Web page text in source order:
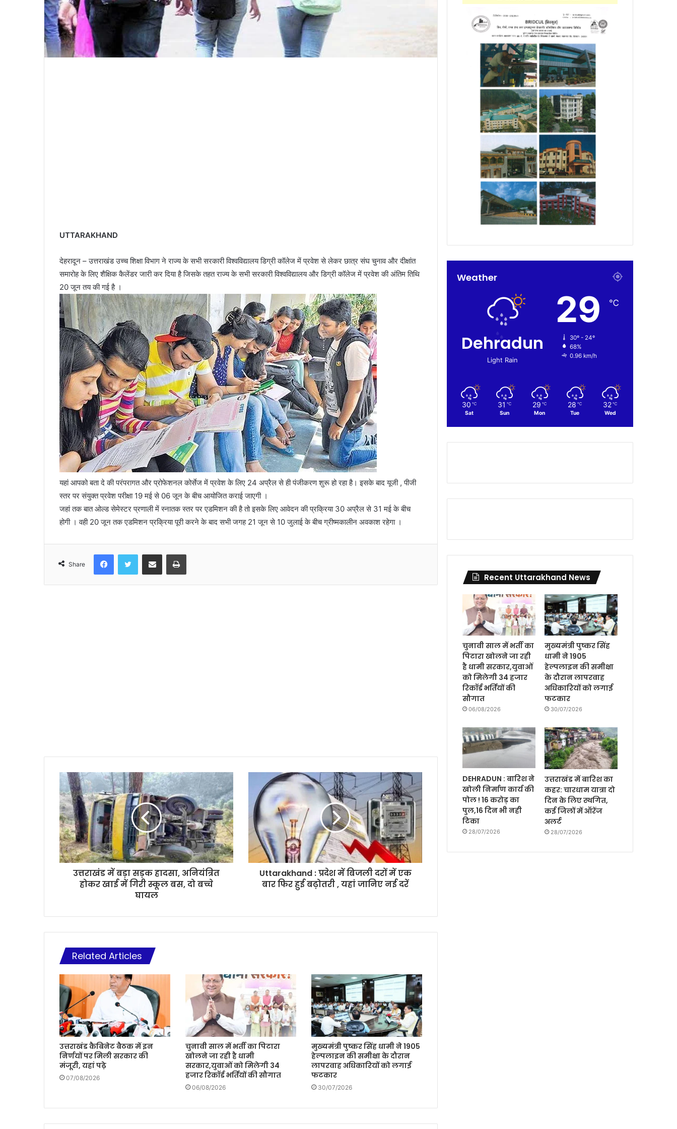
UTTARAKHAND
देहरादून – उत्तराखंड उच्च शिक्षा विभाग ने राज्य के सभी सरकारी विश्वविद्यालय डिग्री कॉलेज में प्रवेश से लेकर छात्र संघ चुनाव और दीक्षांत
समारोह के लिए शैक्षिक कैलेंडर जारी कर दिया है जिसके तहत राज्य के सभी सरकारी विश्वविद्यालय और डिग्री कॉलेज में प्रवेश की अंतिम तिथि
20 जून तय की गई है ।
यहां आपको बता दे की परंपरागत और प्रोफेशनल कोर्सेज में प्रवेश के लिए 24 अप्रैल से ही पंजीकरण शुरू हो रहा है। इसके बाद यूजी , पीजी
स्तर पर संयुक्त प्रवेश परीक्षा 19 मई से 06 जून के बीच आयोजित कराई जाएगी ।
जहां तक बात ओल्ड सेमेस्टर प्रणाली में स्नातक स्तर पर एडमिशन की है तो इसके लिए आवेदन की प्रक्रिया 30 अप्रैल से 31 मई के बीच
होगी । वही 20 जून तक एडमिशन प्रक्रिया पूरी करने के बाद सभी जगह 21 जून से 10 जुलाई के बीच ग्रीष्मकालीन अवकाश रहेगा ।
Share
उत्तराखंड में बड़ा सड़क हादसा, अनियंत्रित
होकर खाई में गिरी स्कूल बस, दो बच्चे
घायल
Uttarakhand : प्रदेश में बिजली दरों में एक
बार फिर हुई बढ़ोतरी , यहां जानिए नई दरें
Related Articles
उत्तराखंड कैबिनेट बैठक में इन
निर्णयों पर मिली सरकार की
मंजूरी, यहां पढ़े
07/08/2026
चुनावी साल में भर्ती का पिटारा
खोलने जा रही है धामी
सरकार,युवाओं को मिलेगी 34
हजार रिकॉर्ड भर्तियों की सौगात
06/08/2026
मुख्यमंत्री पुष्कर सिंह धामी ने 1905
हेल्पलाइन की समीक्षा के दौरान
लापरवाह अधिकारियों को लगाई
फटकार
30/07/2026
Weather
Dehradun
Light Rain
29 ℃
30º - 24º
68%
0.96 km/h
30 ℃
Sat
31 ℃
Sun
29 ℃
Mon
28 ℃
Tue
32 ℃
Wed
Recent Uttarakhand News
चुनावी साल में भर्ती का
पिटारा खोलने जा रही
है धामी सरकार,युवाओं
को मिलेगी 34 हजार
रिकॉर्ड भर्तियों की
सौगात
06/08/2026
मुख्यमंत्री पुष्कर सिंह
धामी ने 1905
हेल्पलाइन की समीक्षा
के दौरान लापरवाह
अधिकारियों को लगाई
फटकार
30/07/2026
DEHRADUN : बारिश ने
खोली निर्माण कार्य की
पोल ! 16 करोड़ का
पुल,16 दिन भी नही
टिका
28/07/2026
उत्तराखंड में बारिश का
कहर: चारधाम यात्रा दो
दिन के लिए स्थगित,
कई जिलों में ऑरेंज
अलर्ट
28/07/2026